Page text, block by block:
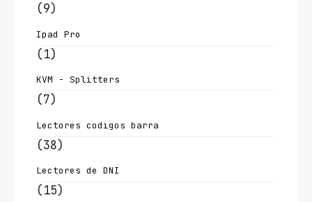
(9)
Ipad Pro
(1)
KVM - Splitters
(7)
Lectores codigos barra
(38)
Lectores de DNI
(15)